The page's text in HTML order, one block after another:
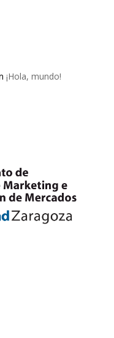
¡Hola, mundo!